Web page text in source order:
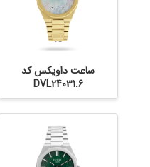
ساعت داویکس کد
DVL24031.6